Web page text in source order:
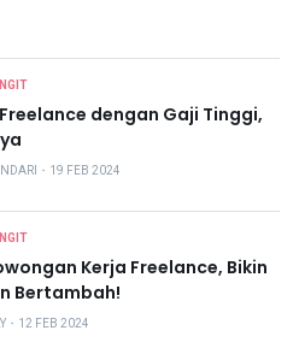
dengan Gaji Tinggi,
・ 19 FEB 2024
Kerja Freelance, Bikin
Bertambah!
・ 12 FEB 2024